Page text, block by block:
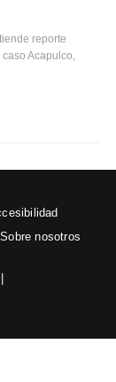
reporte
Acapulco,
Sobre nosotros